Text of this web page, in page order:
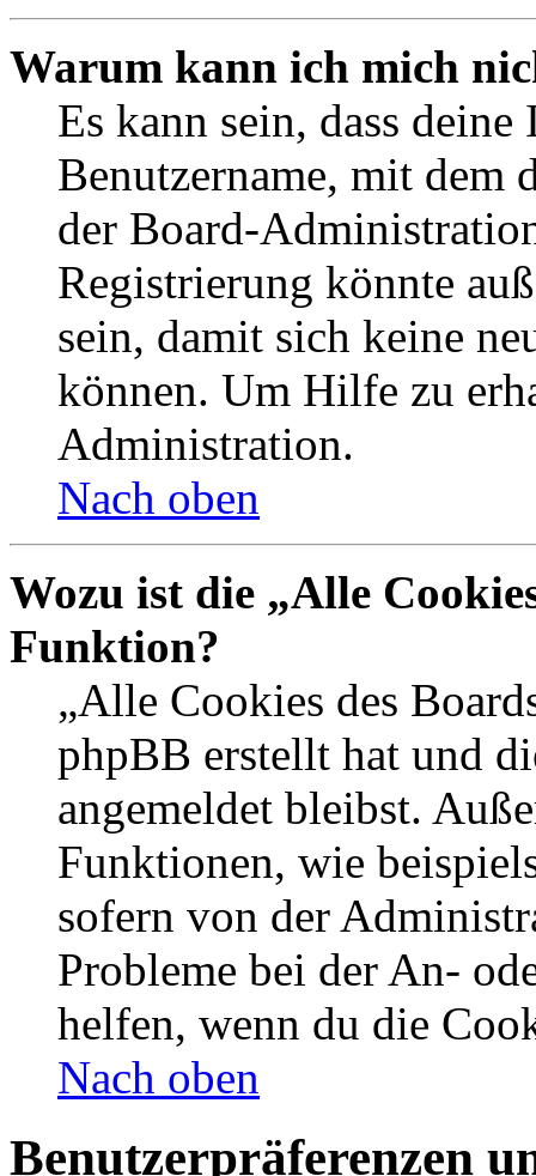
Warum kann ich mich
Es kann sein, dass
Benutzername, mit dem
der Board-
Registrierung könnte
sein, damit sich keine
können. Um Hilfe zu
Administration.
Nach oben
Wozu ist die „Alle
Funktion?
„Alle Cookies des
phpBB erstellt hat und
angemeldet bleibst.
Funktionen, wie
sofern von der
Probleme bei der An-
helfen, wenn du die
Nach oben
Benutzerpräferenzen